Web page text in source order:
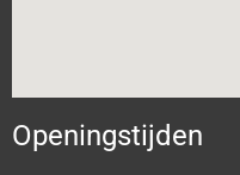
Openingstijden